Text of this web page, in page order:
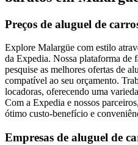
Preços de aluguel de
Explore Malargüe com estilo
da Expedia. Nossa plataforma de
pesquise as melhores ofertas de
compatível ao seu orçamento.
locadoras, oferecendo uma
Com a Expedia e nossos
ótimo custo-benefício e
Empresas de aluguel de